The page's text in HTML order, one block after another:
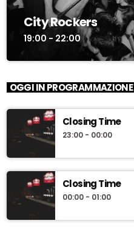
City Rockers
19:00 - 22:00
OGGI IN PROGRAMMAZIONE
Closing Time
23:00 - 00:00
Closing Time
00:00 - 01:00